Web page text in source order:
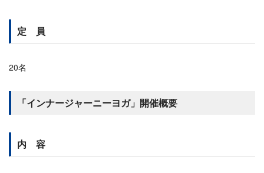
定 員
20名
「インナージャーニーヨガ」開催概要
内 容